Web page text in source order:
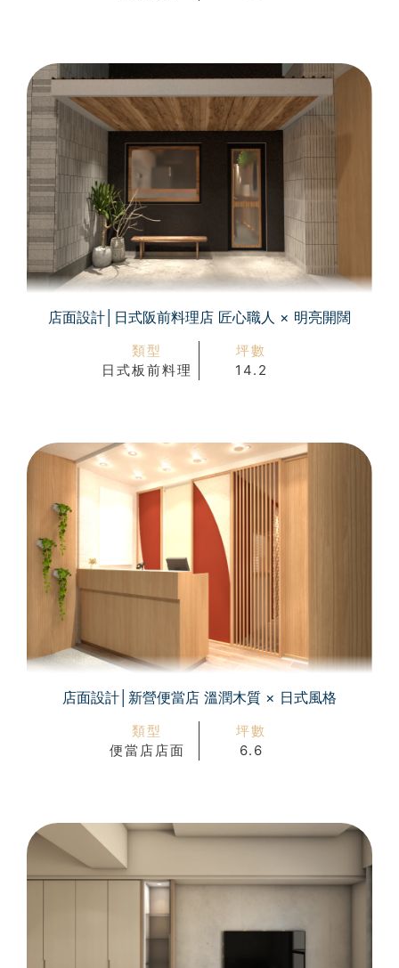
店面設計│日式阪前料理店 匠心職人 × 明亮開闊
類型
日式板前料理
坪數
14.2
店面設計│新營便當店 溫潤木質 × 日式風格
類型
便當店店面
坪數
6.6